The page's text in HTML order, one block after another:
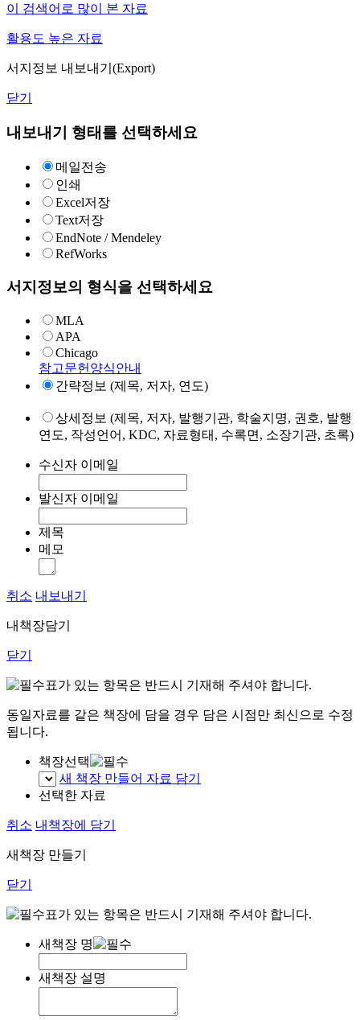
이 검색어로 많이 본 자료
활용도 높은 자료
서지정보 내보내기(Export)
닫기
내보내기 형태를 선택하세요
메일전송
인쇄
Excel저장
Text저장
EndNote / Mendeley
RefWorks
서지정보의 형식을 선택하세요
MLA
APA
Chicago
참고문헌양식안내
간략정보 (제목, 저자, 연도)
상세정보 (제목, 저자, 발행기관, 학술지명, 권호, 발행
연도, 작성언어, KDC, 자료형태, 수록면, 소장기관, 초록)
수신자 이메일
발신자 이메일
제목
메모
취소 내보내기
내책장담기
닫기
표가 있는 항목은 반드시 기재해 주셔야 합니다.
동일자료를 같은 책장에 담을 경우 담은 시점만 최신으로 수정
됩니다.
책장선택
새 책장 만들어 자료 담기
선택한 자료
취소 내책장에 담기
새책장 만들기
닫기
표가 있는 항목은 반드시 기재해 주셔야 합니다.
새책장 명
새책장 설명